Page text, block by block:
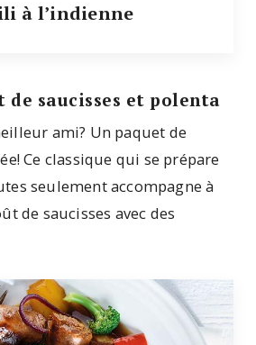
à l’indienne
de saucisses et polenta
ami? Un paquet de
Ce classique qui se prépare
seulement accompagne à
de saucisses avec des